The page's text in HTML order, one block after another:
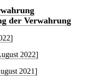
der Verwahrung
2022]
2021]